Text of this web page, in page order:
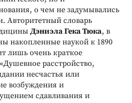
о чем не задумывались
Авторитетный словарь
Дэниэла Гека Тюка, в
накопленные наукой к 1890
лишь очень краткое
расстройство,
несчастья или
возбуждения и
сдавливания и